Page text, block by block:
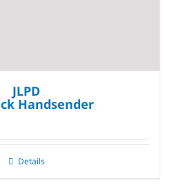
JLPD
Handsender
Details